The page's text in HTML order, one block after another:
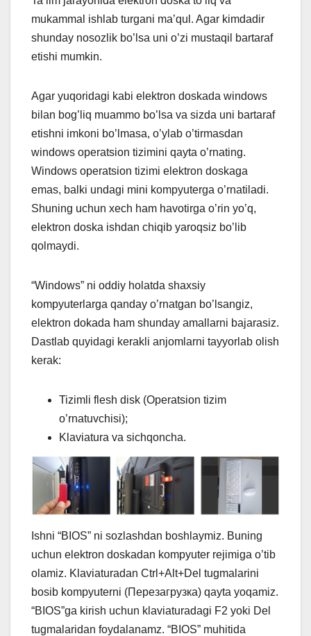
mukammal ishlab turgani ma’qul. Agar kimdadir
shunday nosozlik bo’lsa uni o’zi mustaqil bartaraf
etishi mumkin.
Agar yuqoridagi kabi elektron doskada windows
bilan bog’liq muammo bo’lsa va sizda uni bartaraf
etishni imkoni bo’lmasa, o’ylab o’tirmasdan
windows operatsion tizimini qayta o’rnating.
Windows operatsion tizimi elektron doskaga
emas, balki undagi mini kompyuterga o’rnatiladi.
Shuning uchun xech ham havotirga o’rin yo’q,
elektron doska ishdan chiqib yaroqsiz bo’lib
qolmaydi.
“Windows” ni oddiy holatda shaxsiy
kompyuterlarga qanday o’rnatgan bo’lsangiz,
elektron dokada ham shunday amallarni bajarasiz.
Dastlab quyidagi kerakli anjomlarni tayyorlab olish
kerak:
Tizimli flesh disk (Operatsion tizim
o’rnatuvchisi);
Klaviatura va sichqoncha.
Ishni “BIOS” ni sozlashdan boshlaymiz. Buning
uchun elektron doskadan kompyuter rejimiga o’tib
olamiz. Klaviaturadan Ctrl+Alt+Del tugmalarini
bosib kompyuterni (Перезагрузка) qayta yoqamiz.
“BIOS”ga kirish uchun klaviaturadagi F2 yoki Del
tugmalaridan foydalanamz. “BIOS” muhitida